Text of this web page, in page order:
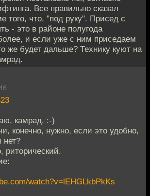
Все правильно сказал
того, что, "под руку". Присед с
- это в районе полугода
и если уже с ним приседаем
же будет дальше? Технику куют на
камрад. :-)
конечно, нужно, если это удобно,
нет?
риторический.
watch?v=lEHGLkbPkKs